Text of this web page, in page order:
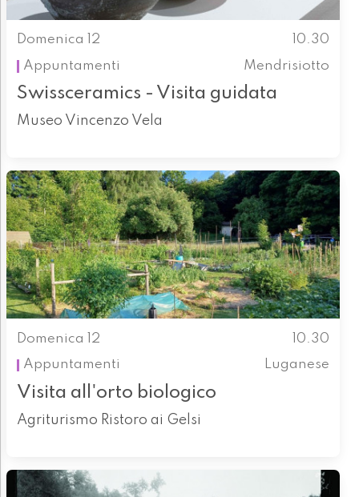
Domenica 12
10.30
Appuntamenti
Mendrisiotto
Swissceramics - Visita guidata
Museo Vincenzo Vela
Domenica 12
10.30
Appuntamenti
Luganese
Visita all'orto biologico
Agriturismo Ristoro ai Gelsi